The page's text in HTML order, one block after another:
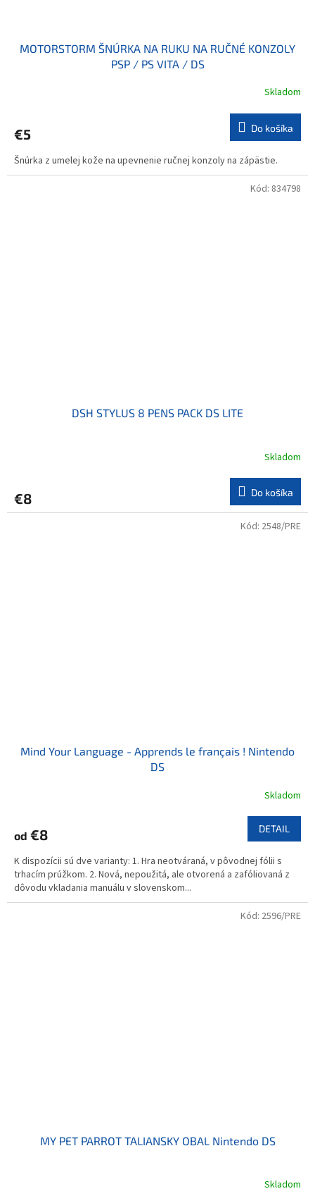
MOTORSTORM ŠNÚRKA NA RUKU NA RUČNÉ KONZOLY
PSP / PS VITA / DS
Skladom
€5 Do košíka
Šnúrka z umelej kože na upevnenie ručnej konzoly na zápästie.
DSH STYLUS 8 PENS PACK DS LITE
Skladom
€8 Do košíka
Kód: 834798
Mind Your Language - Apprends le français ! Nintendo
DS
Skladom
od €8 DETAIL
K dispozícii sú dve varianty: 1. Hra neotváraná, v pôvodnej fólii s
trhacím prúžkom. 2. Nová, nepoužitá, ale otvorená a zafóliovaná z
dôvodu vkladania manuálu v slovenskom...
Kód: 2548/PRE
MY PET PARROT TALIANSKY OBAL Nintendo DS
Skladom
Kód: 2596/PRE